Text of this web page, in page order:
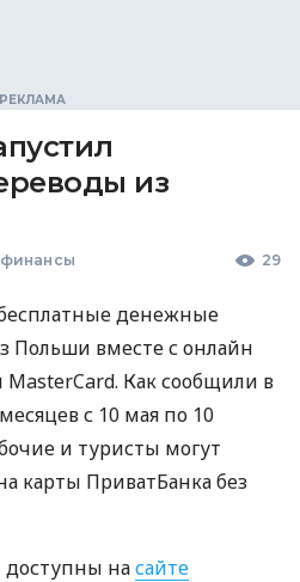
из
29
денежные
Польши вместе с онлайн
Как сообщили в
с 10 мая по 10
и туристы могут
карты ПриватБанка без
доступны насайте